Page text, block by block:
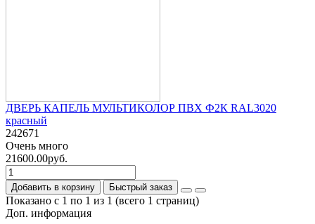
ДВЕРЬ КАПЕЛЬ МУЛЬТИКОЛОР ПВХ Ф2К RAL3020
красный
242671
Очень много
21600.00руб.
Добавить в корзину Быстрый заказ
Показано с 1 по 1 из 1 (всего 1 страниц)
Доп. информация